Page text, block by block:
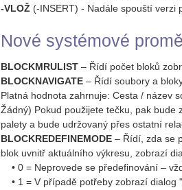
-VLOŽ (-INSERT) - Nadále spouští verzi
Nové systémové
BLOCKMRULIST – Řídí počet bloků
BLOCKNAVIGATE – Řídí soubory a
Platná hodnota zahrnuje: Cesta / název
Žádný) Pokud použijete tečku, pak
palety a bude udržovaný přes ostatní
BLOCKREDEFINEMODE – Řídí, zda se
blok uvnitř aktuálního výkresu, zobrazí
• 0 = Neprovede se předefinování –
• 1 = V případě potřeby zobrazí dialog